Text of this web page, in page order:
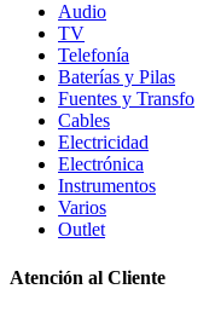
Audio
TV
Telefonía
Baterías y Pilas
Fuentes y Transfo
Cables
Electricidad
Electrónica
Instrumentos
Varios
Outlet
Atención al Cliente